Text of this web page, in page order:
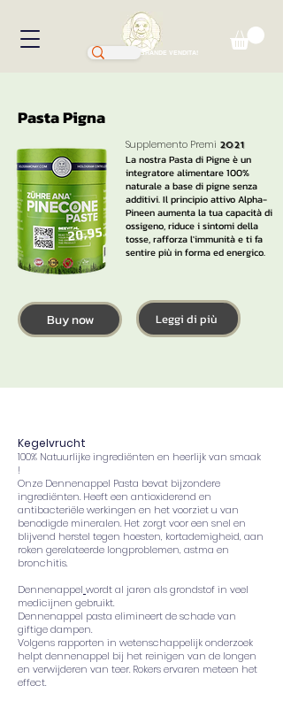
GRANDE VENDITA!
Pasta Pigna
20,95
Supplemento Premi 2021
La nostra Pasta di Pigne è un
integratore alimentare 100%
naturale a base di pigne senza
additivi. Il principio attivo Alpha-
Pineen aumenta la tua capacità di
ossigeno, riduce i sintomi della
tosse, rafforza l'immunità e ti fa
sentire più in forma ed energico.
Buy now Leggi di più
Kegelvrucht
100% Natuurlijke ingrediënten en heerlijk van smaak
!
Onze Dennenappel Pasta bevat bijzondere
ingrediënten. Heeft een antioxiderend en
antibacteriële werkingen en het voorziet u van
benodigde mineralen. Het zorgt voor een snel en
blijvend herstel tegen hoesten, kortademigheid, aan
roken gerelateerde longproblemen, astma en
bronchitis.
Dennenappel wordt al jaren als grondstof in veel
medicijnen gebruikt.
Dennenappel pasta elimineert de schade van
giftige dampen.
Volgens rapporten in wetenschappelijk onderzoek
helpt dennenappel bij het reinigen van de longen
en verwijderen van teer. Rokers ervaren meteen het
effect.